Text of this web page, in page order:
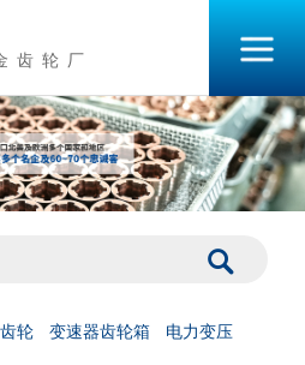
齿轮厂
轮 变速器齿轮箱 电力变压